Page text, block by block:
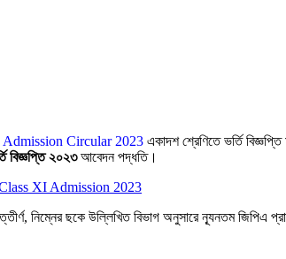
Circular 2023 একাদশ শ্রেণিতে ভর্তি
বিজ্ঞপ্তি ২০২৩আবেদন পদ্ধতি।
Class XI Admission 2023
নিম্নের ছকে উল্লিখিত বিভাগ অনুসারে ন্যূনতম জিপিএ